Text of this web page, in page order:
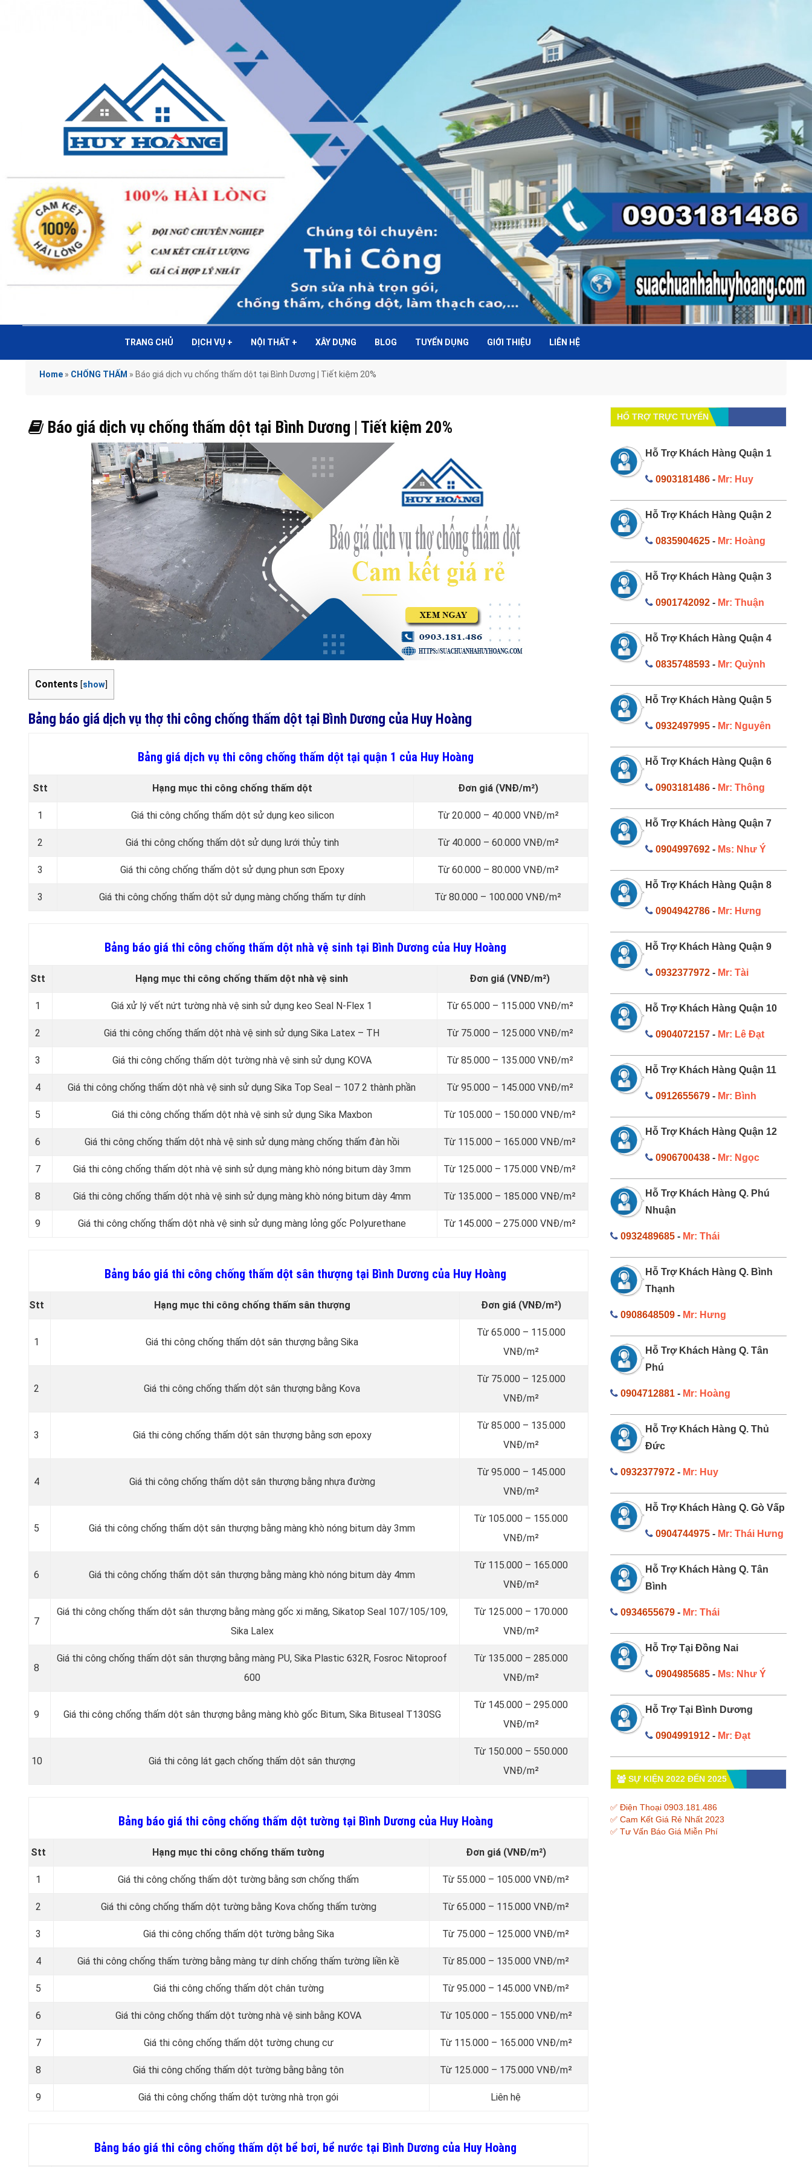
TRANG CHỦ DỊCH VỤ + NỘI THẤT + XÂY DỰNG BLOG TUYỂN DỤNG GIỚI THIỆU LIÊN HỆ
Home » CHỐNG THẤM » Báo giá dịch vụ chống thấm dột tại Bình Dương | Tiết kiệm 20%
Báo giá dịch vụ chống thấm dột tại Bình Dương | Tiết kiệm 20%
Contents [show]
Bảng báo giá dịch vụ thợ thi công chống thấm dột tại Bình Dương của Huy Hoàng
Bảng giá dịch vụ thi công chống thấm dột tại quận 1 của Huy Hoàng
Stt Hạng mục thi công chống thấm dột Đơn giá (VNĐ/m²)
1 Giá thi công chống thấm dột sử dụng keo silicon Từ 20.000 – 40.000 VNĐ/m²
2 Giá thi công chống thấm dột sử dụng lưới thủy tinh Từ 40.000 – 60.000 VNĐ/m²
3 Giá thi công chống thấm dột sử dụng phun sơn Epoxy Từ 60.000 – 80.000 VNĐ/m²
3 Giá thi công chống thấm dột sử dụng màng chống thấm tự dính Từ 80.000 – 100.000 VNĐ/m²
Bảng báo giá thi công chống thấm dột nhà vệ sinh tại Bình Dương của Huy Hoàng
Stt Hạng mục thi công chống thấm dột nhà vệ sinh Đơn giá (VNĐ/m²)
1 Giá xử lý vết nứt tường nhà vệ sinh sử dụng keo Seal N-Flex 1 Từ 65.000 – 115.000 VNĐ/m²
2 Giá thi công chống thấm dột nhà vệ sinh sử dụng Sika Latex – TH Từ 75.000 – 125.000 VNĐ/m²
3 Giá thi công chống thấm dột tường nhà vệ sinh sử dụng KOVA Từ 85.000 – 135.000 VNĐ/m²
4 Giá thi công chống thấm dột nhà vệ sinh sử dụng Sika Top Seal – 107 2 thành phần Từ 95.000 – 145.000 VNĐ/m²
5 Giá thi công chống thấm dột nhà vệ sinh sử dụng Sika Maxbon Từ 105.000 – 150.000 VNĐ/m²
6 Giá thi công chống thấm dột nhà vệ sinh sử dụng màng chống thấm đàn hồi Từ 115.000 – 165.000 VNĐ/m²
7 Giá thi công chống thấm dột nhà vệ sinh sử dụng màng khò nóng bitum dày 3mm Từ 125.000 – 175.000 VNĐ/m²
8 Giá thi công chống thấm dột nhà vệ sinh sử dụng màng khò nóng bitum dày 4mm Từ 135.000 – 185.000 VNĐ/m²
9 Giá thi công chống thấm dột nhà vệ sinh sử dụng màng lỏng gốc Polyurethane Từ 145.000 – 275.000 VNĐ/m²
Bảng báo giá thi công chống thấm dột sân thượng tại Bình Dương của Huy Hoàng
Stt Hạng mục thi công chống thấm sân thượng Đơn giá (VNĐ/m²)
1 Giá thi công chống thấm dột sân thượng bằng Sika
Từ 65.000 – 115.000
VNĐ/m²
2 Giá thi công chống thấm dột sân thượng bằng Kova
Từ 75.000 – 125.000
VNĐ/m²
3 Giá thi công chống thấm dột sân thượng bằng sơn epoxy
Từ 85.000 – 135.000
VNĐ/m²
4 Giá thi công chống thấm dột sân thượng bằng nhựa đường
Từ 95.000 – 145.000
VNĐ/m²
5 Giá thi công chống thấm dột sân thượng bằng màng khò nóng bitum dày 3mm
Từ 105.000 – 155.000
VNĐ/m²
6 Giá thi công chống thấm dột sân thượng bằng màng khò nóng bitum dày 4mm
Từ 115.000 – 165.000
VNĐ/m²
7
Giá thi công chống thấm dột sân thượng bằng màng gốc xi măng, Sikatop Seal 107/105/109,
Sika Lalex
Từ 125.000 – 170.000
VNĐ/m²
8
Giá thi công chống thấm dột sân thượng bằng màng PU, Sika Plastic 632R, Fosroc Nitoproof
600
Từ 135.000 – 285.000
VNĐ/m²
9 Giá thi công chống thấm dột sân thượng bằng màng khò gốc Bitum, Sika Bituseal T130SG
Từ 145.000 – 295.000
VNĐ/m²
10 Giá thi công lát gạch chống thấm dột sân thượng
Từ 150.000 – 550.000
VNĐ/m²
Bảng báo giá thi công chống thấm dột tường tại Bình Dương của Huy Hoàng
Stt Hạng mục thi công chống thấm tường Đơn giá (VNĐ/m²)
1 Giá thi công chống thấm dột tường bằng sơn chống thấm Từ 55.000 – 105.000 VNĐ/m²
2 Giá thi công chống thấm dột tường bằng Kova chống thấm tường Từ 65.000 – 115.000 VNĐ/m²
3 Giá thi công chống thấm dột tường bằng Sika Từ 75.000 – 125.000 VNĐ/m²
4 Giá thi công chống thấm tường bằng màng tự dính chống thấm tường liền kề Từ 85.000 – 135.000 VNĐ/m²
5 Giá thi công chống thấm dột chân tường Từ 95.000 – 145.000 VNĐ/m²
6 Giá thi công chống thấm dột tường nhà vệ sinh bằng KOVA Từ 105.000 – 155.000 VNĐ/m²
7 Giá thi công chống thấm dột tường chung cư Từ 115.000 – 165.000 VNĐ/m²
8 Giá thi công chống thấm dột tường bằng bằng tôn Từ 125.000 – 175.000 VNĐ/m²
9 Giá thi công chống thấm dột tường nhà trọn gói Liên hệ
Bảng báo giá thi công chống thấm dột bể bơi, bể nước tại Bình Dương của Huy Hoàng
HỔ TRỢ TRỰC TUYẾN
Hỗ Trợ Khách Hàng Quận 1
0903181486 - Mr: Huy
Hỗ Trợ Khách Hàng Quận 2
0835904625 - Mr: Hoàng
Hỗ Trợ Khách Hàng Quận 3
0901742092 - Mr: Thuận
Hỗ Trợ Khách Hàng Quận 4
0835748593 - Mr: Quỳnh
Hỗ Trợ Khách Hàng Quận 5
0932497995 - Mr: Nguyên
Hỗ Trợ Khách Hàng Quận 6
0903181486 - Mr: Thông
Hỗ Trợ Khách Hàng Quận 7
0904997692 - Ms: Như Ý
Hỗ Trợ Khách Hàng Quận 8
0904942786 - Mr: Hưng
Hỗ Trợ Khách Hàng Quận 9
0932377972 - Mr: Tài
Hỗ Trợ Khách Hàng Quận 10
0904072157 - Mr: Lê Đạt
Hỗ Trợ Khách Hàng Quận 11
0912655679 - Mr: Bình
Hỗ Trợ Khách Hàng Quận 12
0906700438 - Mr: Ngọc
Hỗ Trợ Khách Hàng Q. Phú
Nhuận
0932489685- Mr: Thái
Hỗ Trợ Khách Hàng Q. Bình
Thạnh
0908648509- Mr: Hưng
Hỗ Trợ Khách Hàng Q. Tân
Phú
0904712881- Mr: Hoàng
Hỗ Trợ Khách Hàng Q. Thủ
Đức
0932377972- Mr: Huy
Hỗ Trợ Khách Hàng Q. Gò Vấp
0904744975 - Mr: Thái Hưng
Hỗ Trợ Khách Hàng Q. Tân
Bình
0934655679- Mr: Thái
Hỗ Trợ Tại Đồng Nai
0904985685 - Ms: Như Ý
Hỗ Trợ Tại Bình Dương
0904991912 - Mr: Đạt
SỰ KIỆN 2022 ĐẾN 2025
✅ Điện Thoại 0903.181.486
✅ Cam Kết Giá Rẻ Nhất 2023
✅ Tư Vấn Báo Giá Miễn Phí